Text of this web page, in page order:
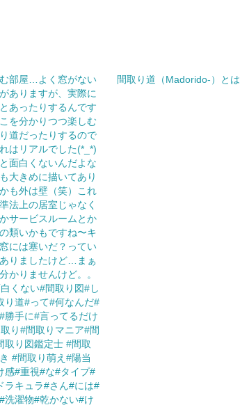
部屋…よく窓がない
ありますが、実際に
あったりするんです
を分かりつつ楽しむ
道だったりするので
はリアルでした(*_*)
面白くないんだよな
大きめに描いてあり
も外は壁（笑）これ
法上の居室じゃなく
サービスルームとか
類いかもですね〜キ
には塞いだ？ってい
りましたけど…まぁ
かりませんけど。。
くない#間取り図#し
り道#って#何なんだ#
勝手に#言ってるだけ
り#間取りマニア#間
取り図鑑定士 #間取
#間取り萌え#陽当
感#重視#な#タイプ#
ラキュラ#さん#には#
洗濯物#乾かない#け
間取り道（Madorido-）とは